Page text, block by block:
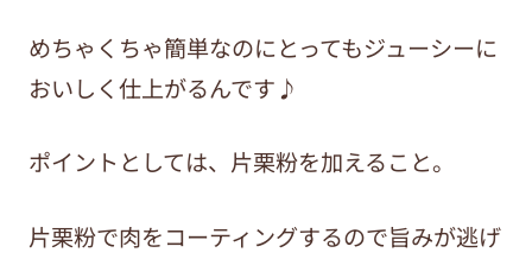
めちゃくちゃ簡単なのにとってもジューシーに
おいしく仕上がるんです♪
ポイントとしては、片栗粉を加えること。
片栗粉で肉をコーティングするので旨みが逃げ